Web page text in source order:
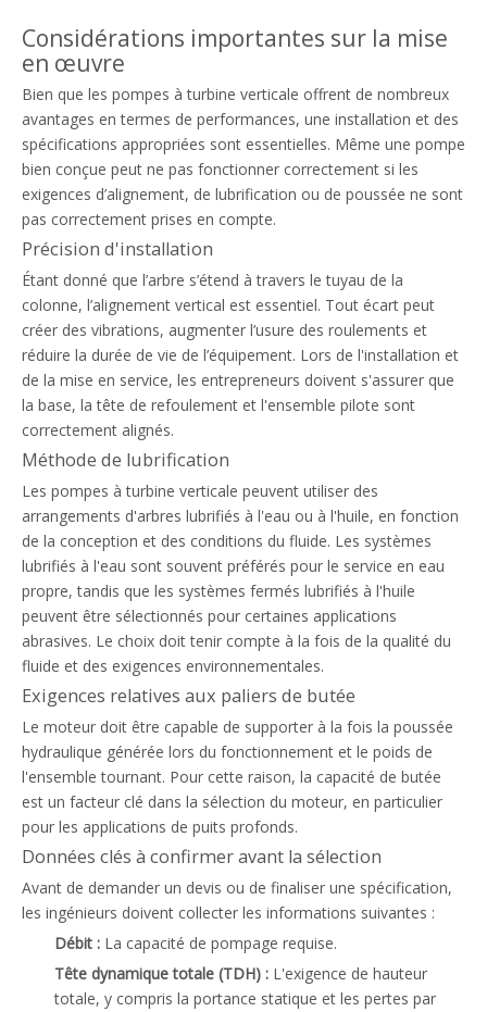
Considérations importantes sur la mise
en œuvre
Bien que les pompes à turbine verticale offrent de nombreux
avantages en termes de performances, une installation et des
spécifications appropriées sont essentielles. Même une pompe
bien conçue peut ne pas fonctionner correctement si les
exigences d’alignement, de lubrification ou de poussée ne sont
pas correctement prises en compte.
Précision d'installation
Étant donné que l’arbre s’étend à travers le tuyau de la
colonne, l’alignement vertical est essentiel. Tout écart peut
créer des vibrations, augmenter l’usure des roulements et
réduire la durée de vie de l’équipement. Lors de l'installation et
de la mise en service, les entrepreneurs doivent s'assurer que
la base, la tête de refoulement et l'ensemble pilote sont
correctement alignés.
Méthode de lubrification
Les pompes à turbine verticale peuvent utiliser des
arrangements d'arbres lubrifiés à l'eau ou à l'huile, en fonction
de la conception et des conditions du fluide. Les systèmes
lubrifiés à l'eau sont souvent préférés pour le service en eau
propre, tandis que les systèmes fermés lubrifiés à l'huile
peuvent être sélectionnés pour certaines applications
abrasives. Le choix doit tenir compte à la fois de la qualité du
fluide et des exigences environnementales.
Exigences relatives aux paliers de butée
Le moteur doit être capable de supporter à la fois la poussée
hydraulique générée lors du fonctionnement et le poids de
l'ensemble tournant. Pour cette raison, la capacité de butée
est un facteur clé dans la sélection du moteur, en particulier
pour les applications de puits profonds.
Données clés à confirmer avant la sélection
Avant de demander un devis ou de finaliser une spécification,
les ingénieurs doivent collecter les informations suivantes :
Débit : La capacité de pompage requise.
Tête dynamique totale (TDH) : L'exigence de hauteur
totale, y compris la portance statique et les pertes par